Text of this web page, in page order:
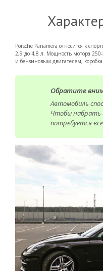
Porsche Panamera относится к
2,9 до 4,8 л. Мощность мотора
и бензиновым двигателем,
Обратите
Автомобиль
Чтобы набрать
потребуется